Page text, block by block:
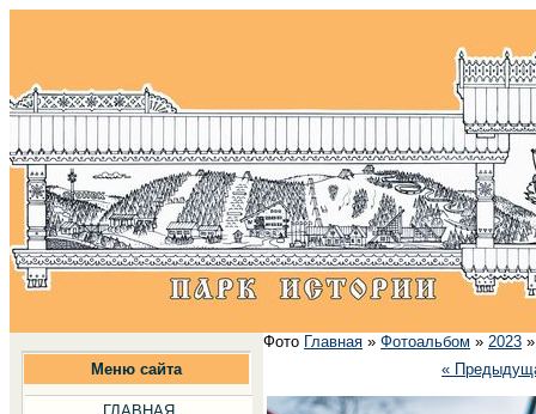
Меню сайта
Фото Главная »Фотоальбом »2023
«